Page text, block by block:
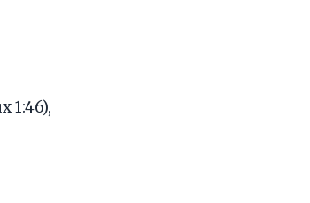
1:46),